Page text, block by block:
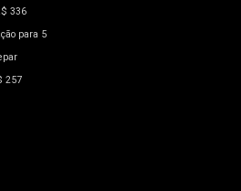
336
para 5
257